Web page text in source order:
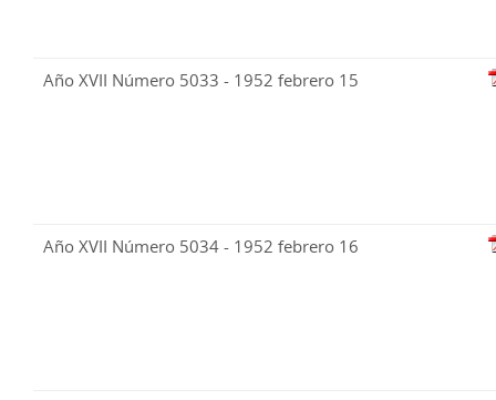
Año XVII Número 5033 - 1952 febrero 15
Año XVII Número 5034 - 1952 febrero 16